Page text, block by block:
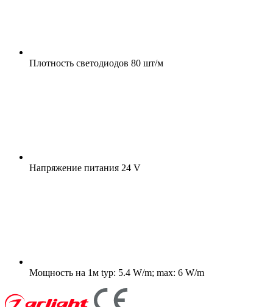
Плотность светодиодов 80 шт/м
Напряжение питания 24 V
Мощность на 1м typ: 5.4 W/m; max: 6 W/m